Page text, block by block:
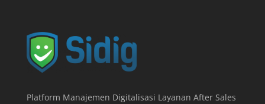
Platform Manajemen Digitalisasi Layanan After Sales